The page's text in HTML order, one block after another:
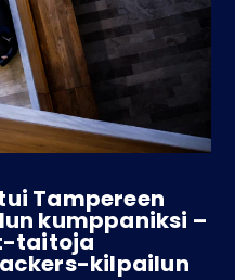
Tampereen
kumppaniksi –
taitoja
kilpailun